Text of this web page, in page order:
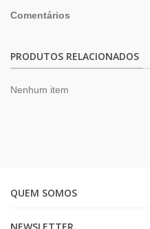
Comentários
PRODUTOS RELACIONADOS
Nenhum item
QUEM SOMOS